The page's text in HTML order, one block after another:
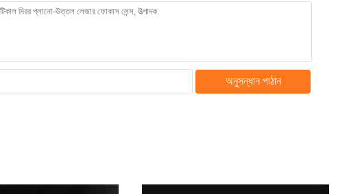
অনুসন্ধান পাঠান